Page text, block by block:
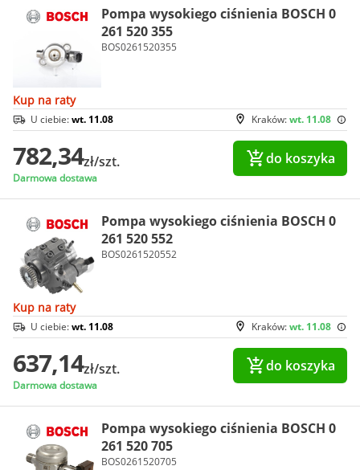
Pompa wysokiego ciśnienia BOSCH 0
261 520 355
BOS0261520355
Kup na raty
Kraków:wt. 11.08
U ciebie:wt. 11.08
782,34zł/szt.
Darmowa dostawa
do koszyka
Pompa wysokiego ciśnienia BOSCH 0
261 520 552
BOS0261520552
Kup na raty
Kraków:wt. 11.08
U ciebie:wt. 11.08
637,14zł/szt.
Darmowa dostawa
do koszyka
Pompa wysokiego ciśnienia BOSCH 0
261 520 705
BOS0261520705